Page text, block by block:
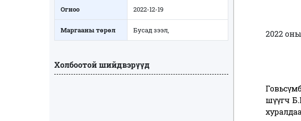
Огноо 2022-12-19
Маргааны төрөл Бусад зээл,
Холбоотой шийдвэрүүд
2022
шүүгч